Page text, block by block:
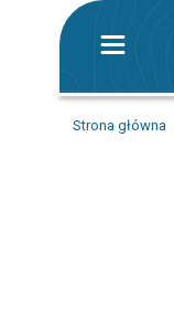
Strona główna